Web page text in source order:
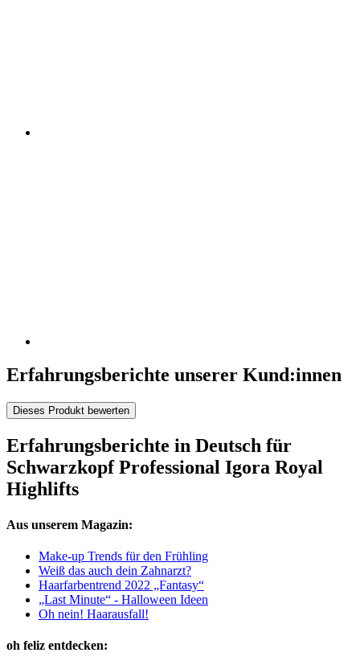
Erfahrungsberichte unserer Kund:innen
Dieses Produkt bewerten
Erfahrungsberichte in Deutsch für
Schwarzkopf Professional Igora Royal
Highlifts
Aus unserem Magazin:
Make-up Trends für den Frühling
Weiß das auch dein Zahnarzt?
Haarfarbentrend 2022 „Fantasy“
„Last Minute“ - Halloween Ideen
Oh nein! Haarausfall!
oh feliz entdecken: